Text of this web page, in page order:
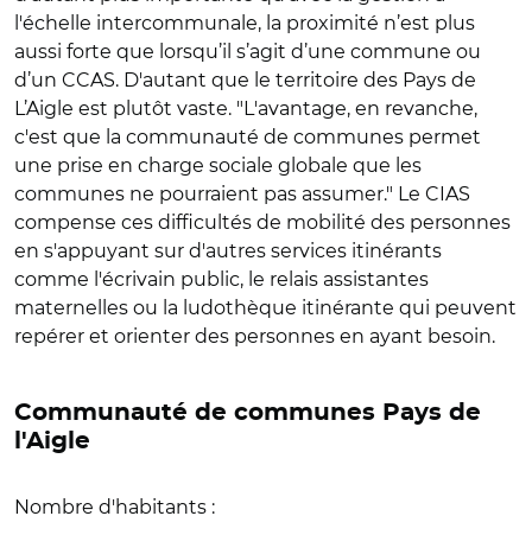
l'échelle intercommunale, la proximité n’est plus
aussi forte que lorsqu’il s’agit d’une commune ou
d’un CCAS. D'autant que le territoire des Pays de
L’Aigle est plutôt vaste. "L'avantage, en revanche,
c'est que la communauté de communes permet
une prise en charge sociale globale que les
communes ne pourraient pas assumer." Le CIAS
compense ces difficultés de mobilité des personnes
en s'appuyant sur d'autres services itinérants
comme l'écrivain public, le relais assistantes
maternelles ou la ludothèque itinérante qui peuvent
repérer et orienter des personnes en ayant besoin.
Communauté de communes Pays de
l'Aigle
Nombre d'habitants :